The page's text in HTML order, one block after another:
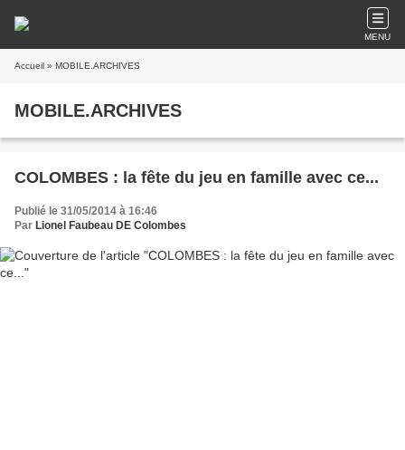
MENU
Accueil » MOBILE.ARCHIVES
MOBILE.ARCHIVES
COLOMBES : la fête du jeu en famille avec ce...
Publié le 31/05/2014 à 16:46
Par Lionel Faubeau DE Colombes